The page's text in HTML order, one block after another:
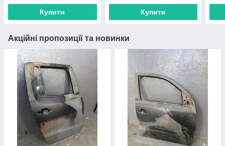
Купити Купити
Акційні пропозиції та новинки